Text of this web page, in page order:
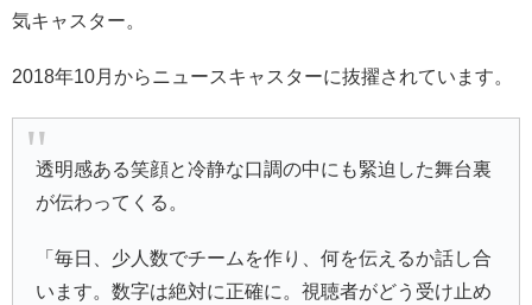
気キャスター。
2018年10月からニュースキャスターに抜擢されています。
透明感ある笑顔と冷静な口調の中にも緊迫した舞台裏
が伝わってくる。
「毎日、少人数でチームを作り、何を伝えるか話し合
います。数字は絶対に正確に。視聴者がどう受け止め